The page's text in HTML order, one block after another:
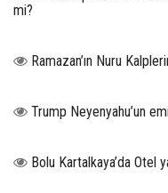
mi?
Ramazan’ın Nuru
Trump Neyenyahu’un
Bolu Kartalkaya’da Otel